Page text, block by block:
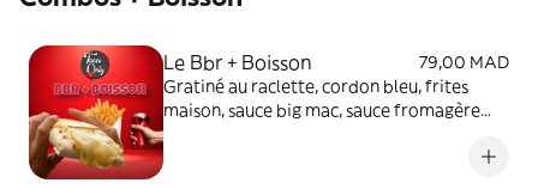
Le Bbr + Boisson
79,00 MAD
Gratiné au raclette, cordon bleu, frites
maison, sauce big mac, sauce fromagère